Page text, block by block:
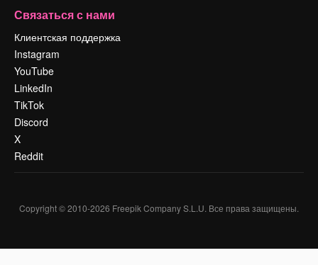
Связаться с нами
Клиентская поддержка
Instagram
YouTube
LinkedIn
TikTok
Discord
X
Reddit
Copyright © 2010-2026 Freepik Company S.L.U. Все права защищены.